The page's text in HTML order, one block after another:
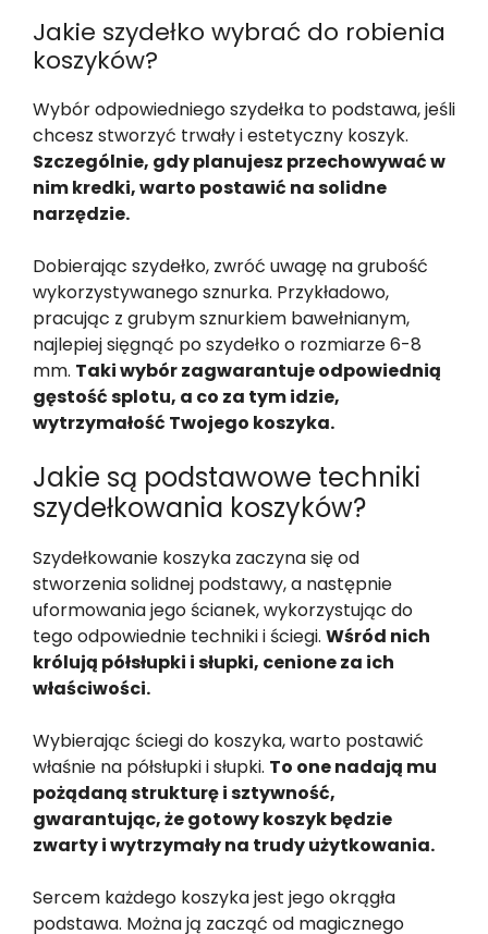
Jakie szydełko wybrać do robienia
koszyków?
Wybór odpowiedniego szydełka to podstawa, jeśli
chcesz stworzyć trwały i estetyczny koszyk.
Szczególnie, gdy planujesz przechowywać w
nim kredki, warto postawić na solidne
narzędzie.
Dobierając szydełko, zwróć uwagę na grubość
wykorzystywanego sznurka. Przykładowo,
pracując z grubym sznurkiem bawełnianym,
najlepiej sięgnąć po szydełko o rozmiarze 6-8
mm. Taki wybór zagwarantuje odpowiednią
gęstość splotu, a co za tym idzie,
wytrzymałość Twojego koszyka.
Jakie są podstawowe techniki
szydełkowania koszyków?
Szydełkowanie koszyka zaczyna się od
stworzenia solidnej podstawy, a następnie
uformowania jego ścianek, wykorzystując do
tego odpowiednie techniki i ściegi. Wśród nich
królują półsłupki i słupki, cenione za ich
właściwości.
Wybierając ściegi do koszyka, warto postawić
właśnie na półsłupki i słupki. To one nadają mu
pożądaną strukturę i sztywność,
gwarantując, że gotowy koszyk będzie
zwarty i wytrzymały na trudy użytkowania.
Sercem każdego koszyka jest jego okrągła
podstawa. Można ją zacząć od magicznego